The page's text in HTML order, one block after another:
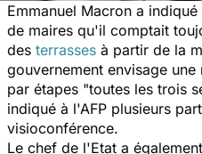
Emmanuel Macron a
de maires qu'il comptait
des terrasses à partir de la
gouvernement envisage
par étapes "toutes les trois
indiqué à l'AFP plusieurs
visioconférence.
Le chef de l'Etat a